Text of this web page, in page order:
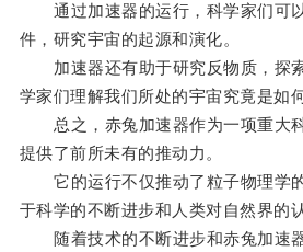
通过加速器的运行，科学家们可
件，研究宇宙的起源和演化。
加速器还有助于研究反物质，探
学家们理解我们所处的宇宙究竟是如
总之，赤兔加速器作为一项重大
提供了前所未有的推动力。
它的运行不仅推动了粒子物理学
于科学的不断进步和人类对自然界的认
随着技术的不断进步和赤兔加速